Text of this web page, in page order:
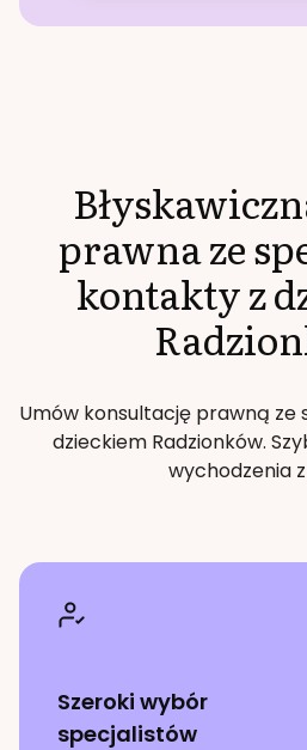
prawna ze
kontakty z
Umów konsultację prawną ze
dzieckiemRadzionków.
wychodzenia
Szeroki wybór
specjalistów